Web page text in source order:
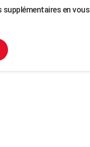
en vous